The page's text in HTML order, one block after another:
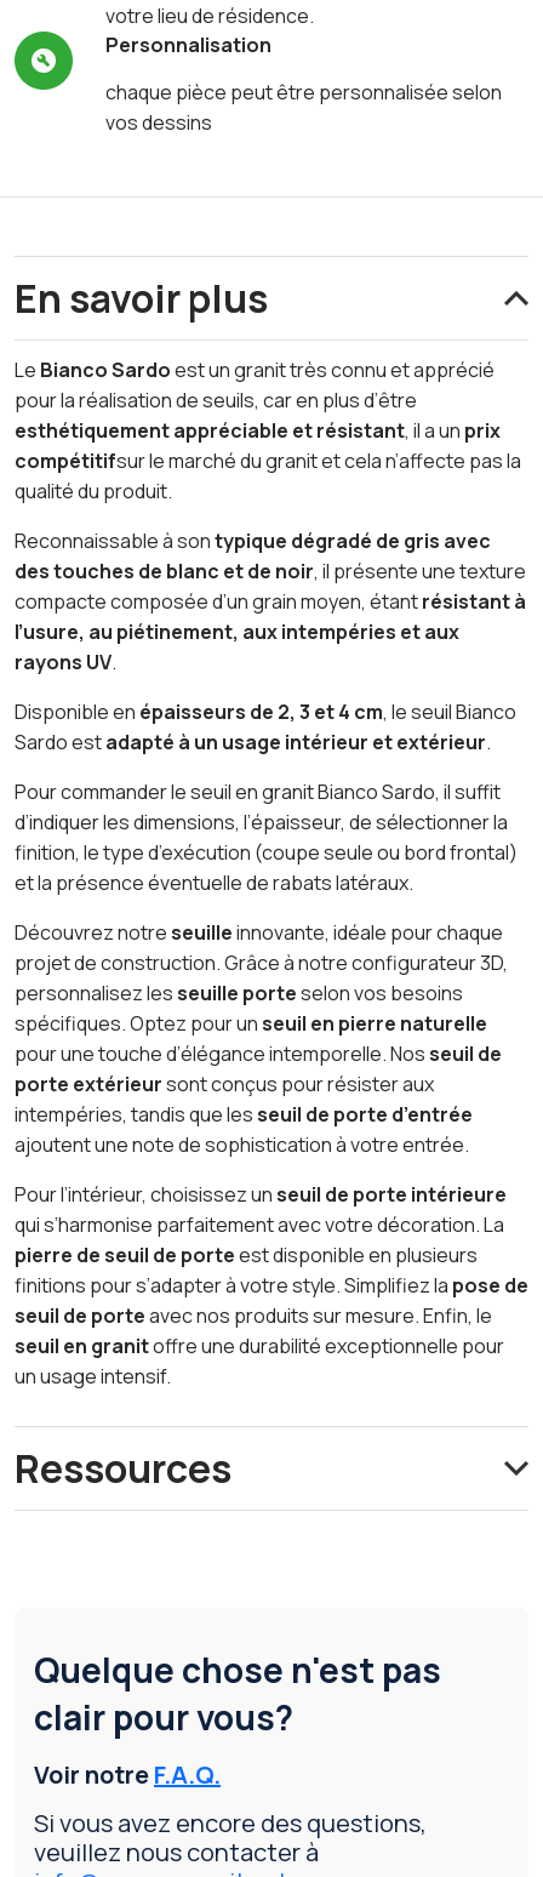
votre lieu de résidence.
Personnalisation
chaque pièce peut être personnalisée selon
vos dessins
En savoir plus
Le Bianco Sardoest un granit très connu et apprécié
pour la réalisation de seuils, car en plus d’être
esthétiquement appréciable et résistant, il a un prix
compétitifsur le marché du granit et cela n’affecte pas la
qualité du produit.
Reconnaissable à sontypique dégradé de gris avec
des touches de blanc et de noir, il présente une texture
compacte composée d’un grain moyen, étantrésistant à
l’usure, au piétinement, aux intempéries et aux
rayons UV.
Disponible en épaisseurs de 2, 3 et 4 cm, le seuil Bianco
Sardo estadapté à un usage intérieur et extérieur.
Pour commander le seuil en granit Bianco Sardo, il suffit
d’indiquer les dimensions, l’épaisseur, de sélectionner la
finition, le type d’exécution (coupe seule ou bord frontal)
et la présence éventuelle de rabats latéraux.
Découvrez notreseuilleinnovante, idéale pour chaque
projet de construction. Grâce à notre configurateur 3D,
personnalisez lesseuille porteselon vos besoins
spécifiques. Optez pour unseuil en pierre naturelle
pour une touche d’élégance intemporelle. Nosseuil de
porte extérieursont conçus pour résister aux
intempéries, tandis que lesseuil de porte d’entrée
ajoutent une note de sophistication à votre entrée.
Pour l’intérieur, choisissez unseuil de porte intérieure
qui s’harmonise parfaitement avec votre décoration. La
pierre de seuil de porteest disponible en plusieurs
finitions pour s’adapter à votre style. Simplifiez la pose de
seuil de porteavec nos produits sur mesure. Enfin, le
seuil en granitoffre une durabilité exceptionnelle pour
un usage intensif.
Ressources
Quelque chose n'est pas
clair pour vous?
Voir notreF.A.Q.
Si vous avez encore des questions,
veuillez nous contacter à